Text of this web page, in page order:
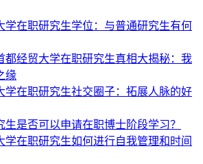
学在职研究生学位：与普通研究生有何
都经贸大学在职研究生真相大揭秘：我
缘
学在职研究生社交圈子：拓展人脉的好
生是否可以申请在职博士阶段学习？
学在职研究生如何进行自我管理和时间